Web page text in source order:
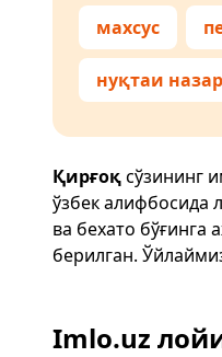
махсус
нуқтаи назар
Қирғоқсўзининг
ўзбек алифбосида
ва бехато
берилган.
Imlo.uz